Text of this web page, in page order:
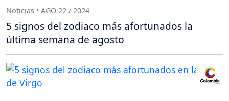
Noticias • AGO 22 / 2024
5 signos del zodiaco más afortunados la
última semana de agosto